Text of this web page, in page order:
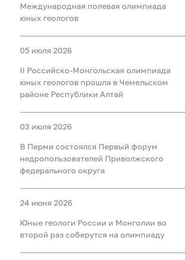
Международная полевая олимпиада
юных геологов
05 июля 2026
II Российско‑Монгольская олимпиада
юных геологов прошла в Чемельском
районе Республики Алтай
03 июля 2026
В Перми состоялся Первый форум
недропользователей Приволжского
федерального округа
24 июня 2026
Юные геологи России и Монголии во
второй раз соберутся на олимпиаду